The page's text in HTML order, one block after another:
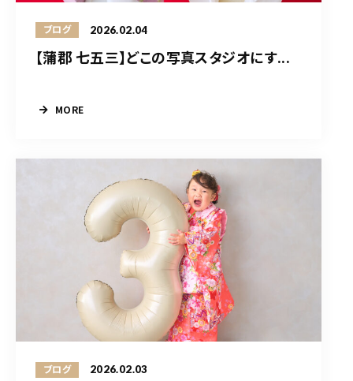
ブログ 2026.02.04
【蒲郡 七五三】どこの写真スタジオにす...
MORE
ブログ 2026.02.03